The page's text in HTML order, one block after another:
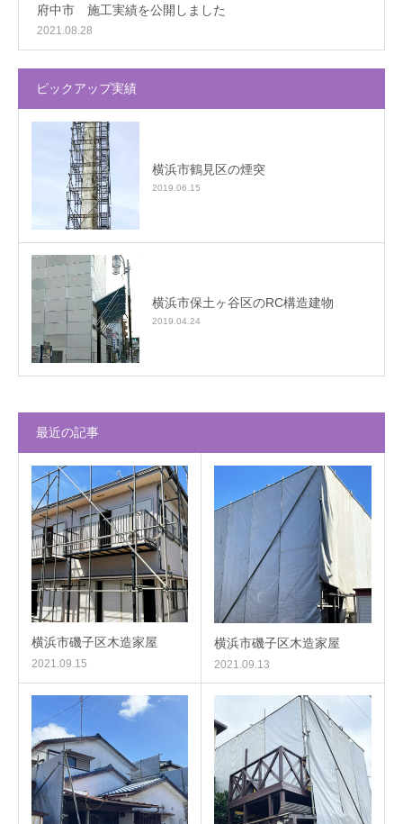
府中市 施工実績を公開しました
2021.08.28
ピックアップ実績
横浜市鶴見区の煙突
2019.06.15
横浜市保土ヶ谷区のRC構造建物
2019.04.24
最近の記事
横浜市磯子区木造家屋
2021.09.15
横浜市磯子区木造家屋
2021.09.13